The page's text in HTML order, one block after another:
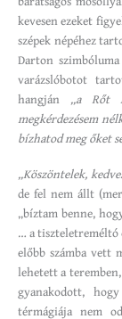
kevesen ezeket
szépek népéhez
Darton
varázslóbotot
hangján „a Rőt
megkérdezésem
bízhatod meg őket
„Köszöntelek,
de fel nem állt
„bíztam benne,
… a tiszteletreméltó
előbb számba vett
lehetett a
gyanakodott,
térmágiája nem